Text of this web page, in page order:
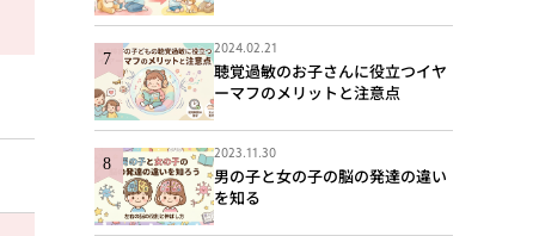
2024.02.21
聴覚過敏のお子さんに役立つイヤ
ーマフのメリットと注意点
2023.11.30
男の子と女の子の脳の発達の違い
を知る